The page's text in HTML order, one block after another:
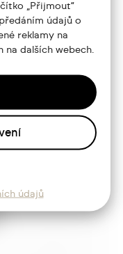
„Přijmout“
údajů o
reklamy na
dalších webech.
údajů